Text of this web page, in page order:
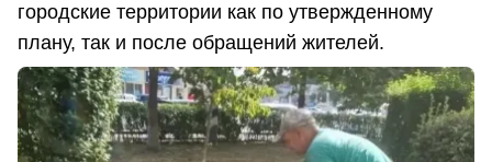
городские территории как по утвержденному
плану, так и после обращений жителей.